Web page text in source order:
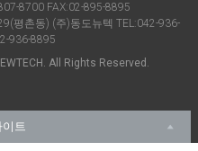
이트
8700FAX:02-895-8895
평촌동) (주)동도뉴텍 TEL:042-936-
936-8895
All Rights Reserved.